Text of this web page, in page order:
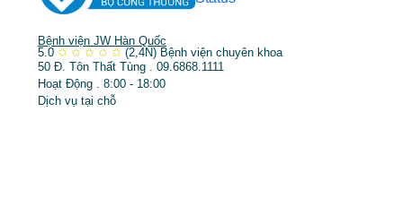
Bệnh viện JW Hàn Quốc
5.0 ✩ ✩ ✩ ✩ ✩ (2,4N) Bệnh viện chuyên khoa
50 Đ. Tôn Thất Tùng . 09.6868.1111
Hoạt Động . 8:00 - 18:00
Dịch vụ tại chỗ